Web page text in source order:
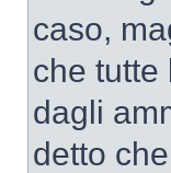
caso,
che tutte
dagli
detto